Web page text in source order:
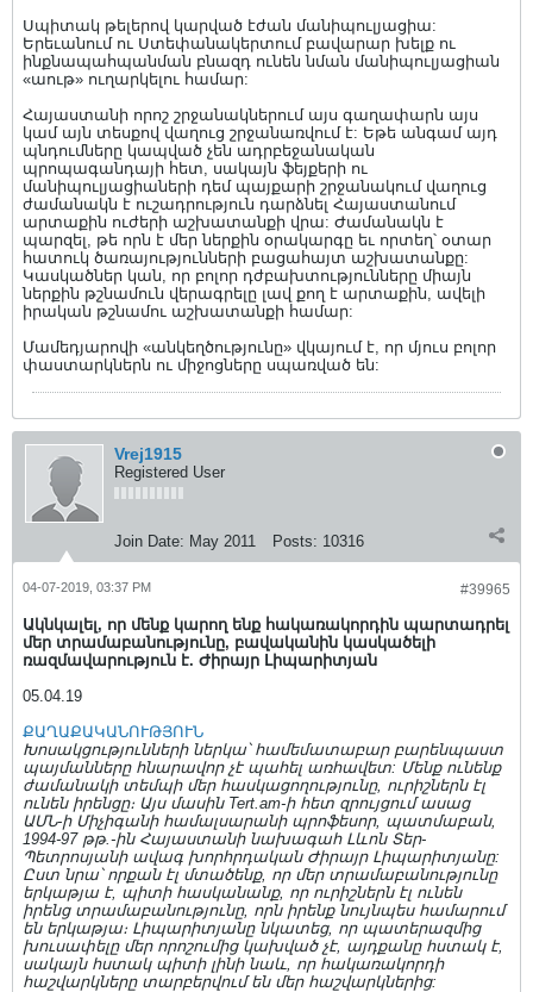
Սպիտակ թելերով կարված էժան մանիպուլյացիա:
Երեւանում ու Ստեփանակերտում բավարար խելք ու
ինքնապահպանման բնազդ ունեն նման մանիպուլյացիան
«աութ» ուղարկելու համար:
Հայաստանի որոշ շրջանակներում այս գաղափարն այս
կամ այն տեսքով վաղուց շրջանառվում է: Եթե անգամ այդ
պնդումները կապված չեն ադրբեջանական
պրոպագանդայի հետ, սակայն ֆեյքերի ու
մանիպուլյացիաների դեմ պայքարի շրջանակում վաղուց
ժամանակն է ուշադրություն դարձնել Հայաստանում
արտաքին ուժերի աշխատանքի վրա: Ժամանակն է
պարզել, թե որն է մեր ներքին օրակարգը եւ որտեղ՝ օտար
հատուկ ծառայությունների բացահայտ աշխատանքը:
Կասկածներ կան, որ բոլոր դժբախտությունները միայն
ներքին թշնամուն վերագրելը լավ քող է արտաքին, ավելի
իրական թշնամու աշխատանքի համար:
Մամեդյարովի «անկեղծությունը» վկայում է, որ մյուս բոլոր
փաստարկներն ու միջոցները սպառված են:
Vrej1915
Registered User
Join Date: May 2011 Posts: 10316
#39965
04-07-2019, 03:37 PM
Ակնկալել, որ մենք կարող ենք հակառակորդին պարտադրել
մեր տրամաբանությունը, բավականին կասկածելի
ռազմավարություն է. Ժիրայր Լիպարիտյան
05.04.19
ՔԱՂԱՔԱԿԱՆՈՒԹՅՈՒՆ
Խոսակցությունների ներկա՝ համեմատաբար բարենպաստ
պայմանները հնարավոր չէ պահել առհավետ: Մենք ունենք
ժամանակի տեմպի մեր հասկացողությունը, ուրիշներն էլ
ունեն իրենցը։ Այս մասին Tert.am-ի հետ զրույցում ասաց
ԱՄՆ-ի Միչիգանի համալսարանի պրոֆեսոր, պատմաբան,
1994-97 թթ.-ին Հայաստանի նախագահ Լևոն Տեր-
Պետրոսյանի ավագ խորհրդական Ժիրայր Լիպարիտյանը:
Ըստ նրա՝ որքան էլ մտածենք, որ մեր տրամաբանությունը
երկաթյա է, պիտի հասկանանք, որ ուրիշներն էլ ունեն
իրենց տրամաբանությունը, որն իրենք նույնպես համարում
են երկաթյա։ Լիպարիտյանը նկատեց, որ պատերազմից
խուսափելը մեր որոշումից կախված չէ, այդքանը հստակ է,
սակայն հստակ պիտի լինի նաև, որ հակառակորդի
հաշվարկները տարբերվում են մեր հաշվարկներից: